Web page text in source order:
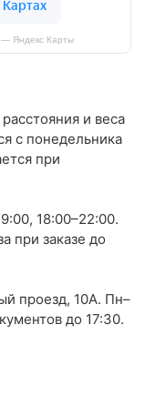
— Яндекс Карты
и веса
с понедельника
при
18:00–22:00.
при заказе до
проезд, 10А. Пн–
до 17:30.